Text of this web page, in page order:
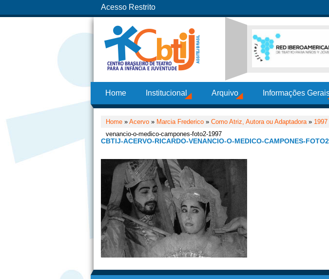
Acesso Restrito
Home Institucional Arquivo Informações
Home » Acervo » Marcia Frederico » Como Atriz, Autora ou Adaptadora»
venancio-o-medico-campones-foto2-1997
CBTIJ-ACERVO-RICARDO-VENANCIO-O-MEDICO-CAMPONES-